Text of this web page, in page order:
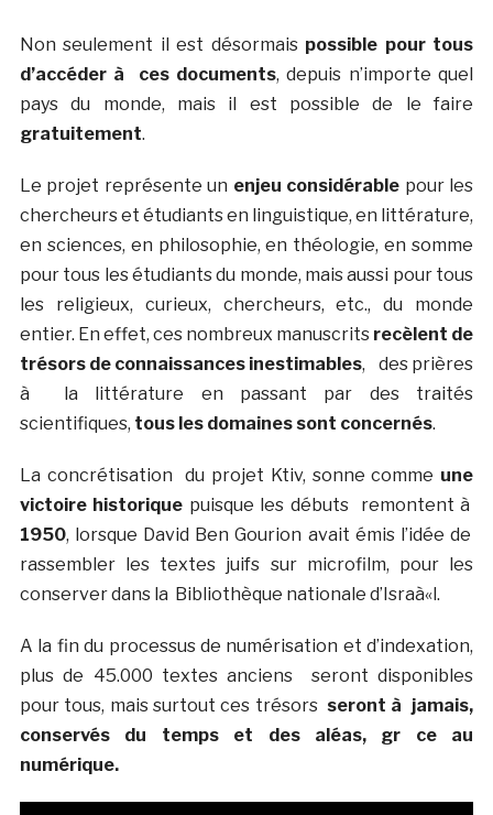
Non seulement il est désormais possible pour tous
d’accéder à ces documents, depuis n’importe quel
pays du monde, mais il est possible de le faire
gratuitement.
Le projet représente un enjeu considérable pour les
chercheurs et étudiants en linguistique, en littérature,
en sciences, en philosophie, en théologie, en somme
pour tous les étudiants du monde, mais aussi pour tous
les religieux, curieux, chercheurs, etc., du monde
entier. En effet, ces nombreux manuscrits recèlent de
trésors de connaissances inestimables, des prières
à la littérature en passant par des traités
scientifiques, tous les domaines sont concernés.
La concrétisation du projet Ktiv, sonne comme une
victoire historique puisque les débuts remontent à
1950, lorsque David Ben Gourion avait émis l’idée de
rassembler les textes juifs sur microfilm, pour les
conserver dans la Bibliothèque nationale d’Israà«l.
A la fin du processus de numérisation et d’indexation,
plus de 45.000 textes anciens seront disponibles
pour tous, mais surtout ces trésors seront à jamais,
conservés du temps et des aléas, gr ce au
numérique.